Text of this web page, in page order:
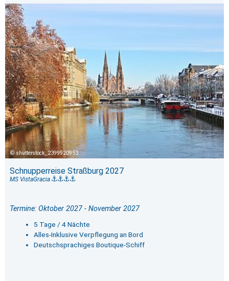
shutterstock_2399920953
Schnupperreise Straßburg 2027
MS VistaGracia
Termine: Oktober 2027 - November 2027
5 Tage / 4 Nächte
Alles-Inklusive Verpflegung an Bord
Deutschsprachiges Boutique-Schiff